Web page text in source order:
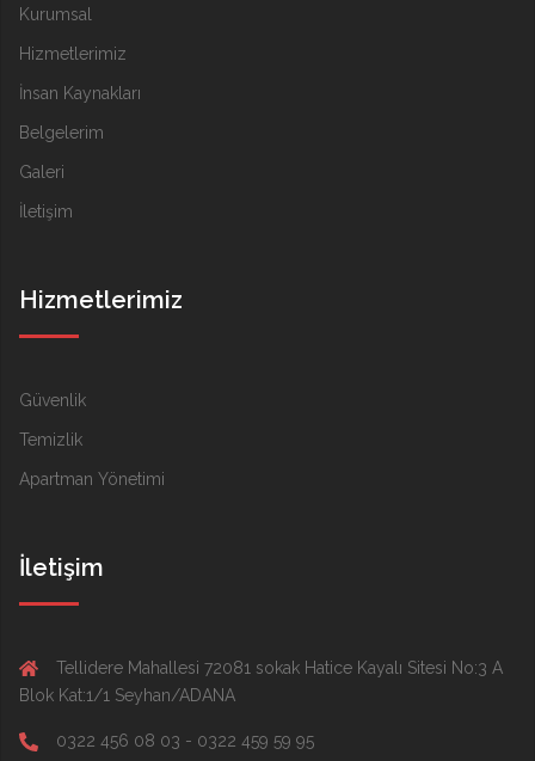
Kurumsal
Hizmetlerimiz
İnsan Kaynakları
Belgelerim
Galeri
İletişim
Hizmetlerimiz
Güvenlik
Temizlik
Apartman Yönetimi
İletişim
Tellidere Mahallesi 72081 sokak Hatice Kayalı Sitesi No:3 A
Blok Kat:1/1 Seyhan/ADANA
0322 456 08 03 - 0322 459 59 95